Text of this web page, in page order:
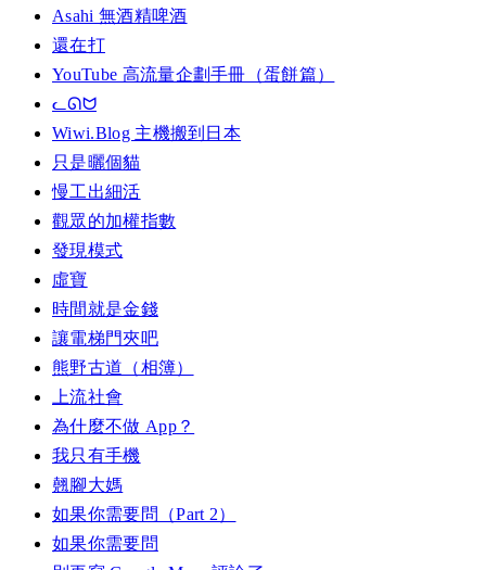
Asahi 無酒精啤酒
還在打
YouTube 高流量企劃手冊（蛋餅篇）
ᓚᘏᗢ
Wiwi.Blog 主機搬到日本
只是曬個貓
慢工出細活
觀眾的加權指數
發現模式
虛寶
時間就是金錢
讓電梯門夾吧
熊野古道（相簿）
上流社會
為什麼不做 App？
我只有手機
翹腳大媽
如果你需要問（Part 2）
如果你需要問